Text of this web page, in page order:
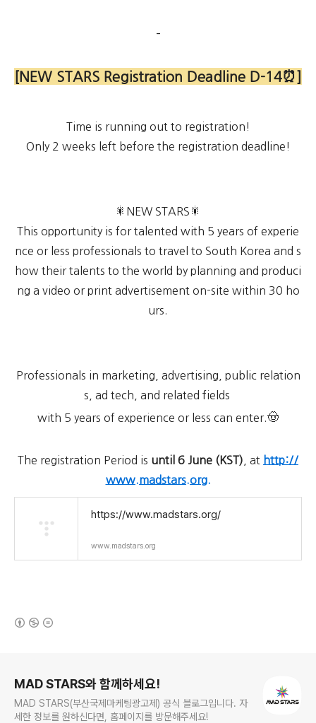
-
[NEW STARS Registration Deadline D-14⏰]
Time is running out to registration!
Only 2 weeks left before the registration deadline!
🎇NEW STARS🎇
This opportunity is for talented with 5 years of experie
nce or less professionals to travel to South Korea and s
how their talents to the world by planning and produci
ng a video or print advertisement on-site within 30 ho
urs.
Professionals in marketing, advertising, public relation
s, ad tech, and related fields
with 5 years of experience or less can enter.🤠
The registration Period is until 6 June (KST) , at http://
www.madstars.org.
https://www.madstars.org/
www.madstars.org
MAD STARS와 함께하세요!
MAD STARS(부산국제마케팅광고제) 공식 블로그입니다. 자
세한 정보를 원하신다면, 홈페이지를 방문해주세요!